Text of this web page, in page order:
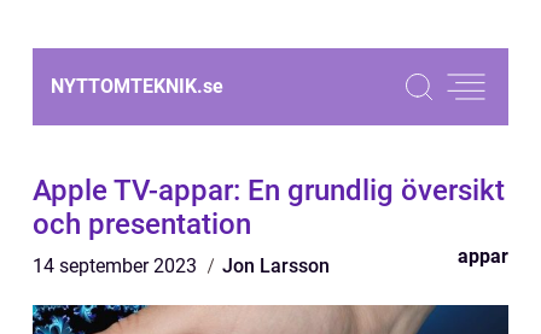
NYTTOMTEKNIK.se
Apple TV-appar: En grundlig översikt
och presentation
14 september 2023 Jon Larsson appar